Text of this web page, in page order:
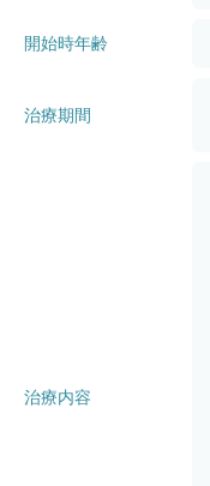
開始時年齢
治療期間
治療内容